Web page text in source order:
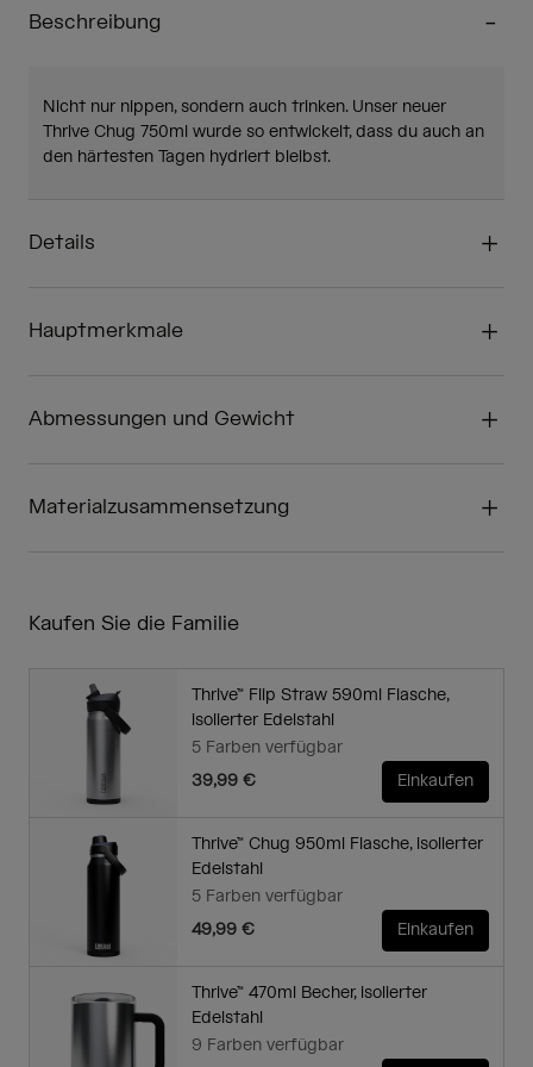
Beschreibung
Nicht nur nippen, sondern auch trinken. Unser neuer
Thrive Chug 750ml wurde so entwickelt, dass du auch an
den härtesten Tagen hydriert bleibst.
Details
Hauptmerkmale
Abmessungen und Gewicht
Materialzusammensetzung
Kaufen Sie die Familie
Thrive™ Flip Straw 590ml Flasche,
isolierter Edelstahl
5 Farben verfügbar
39,99 €
Einkaufen
Thrive™ Chug 950ml Flasche, isolierter
Edelstahl
5 Farben verfügbar
49,99 €
Einkaufen
Thrive™ 470ml Becher, isolierter
Edelstahl
9 Farben verfügbar